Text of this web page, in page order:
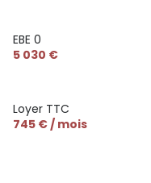
EBE 0
5 030 €
Loyer TTC
745 € / mois